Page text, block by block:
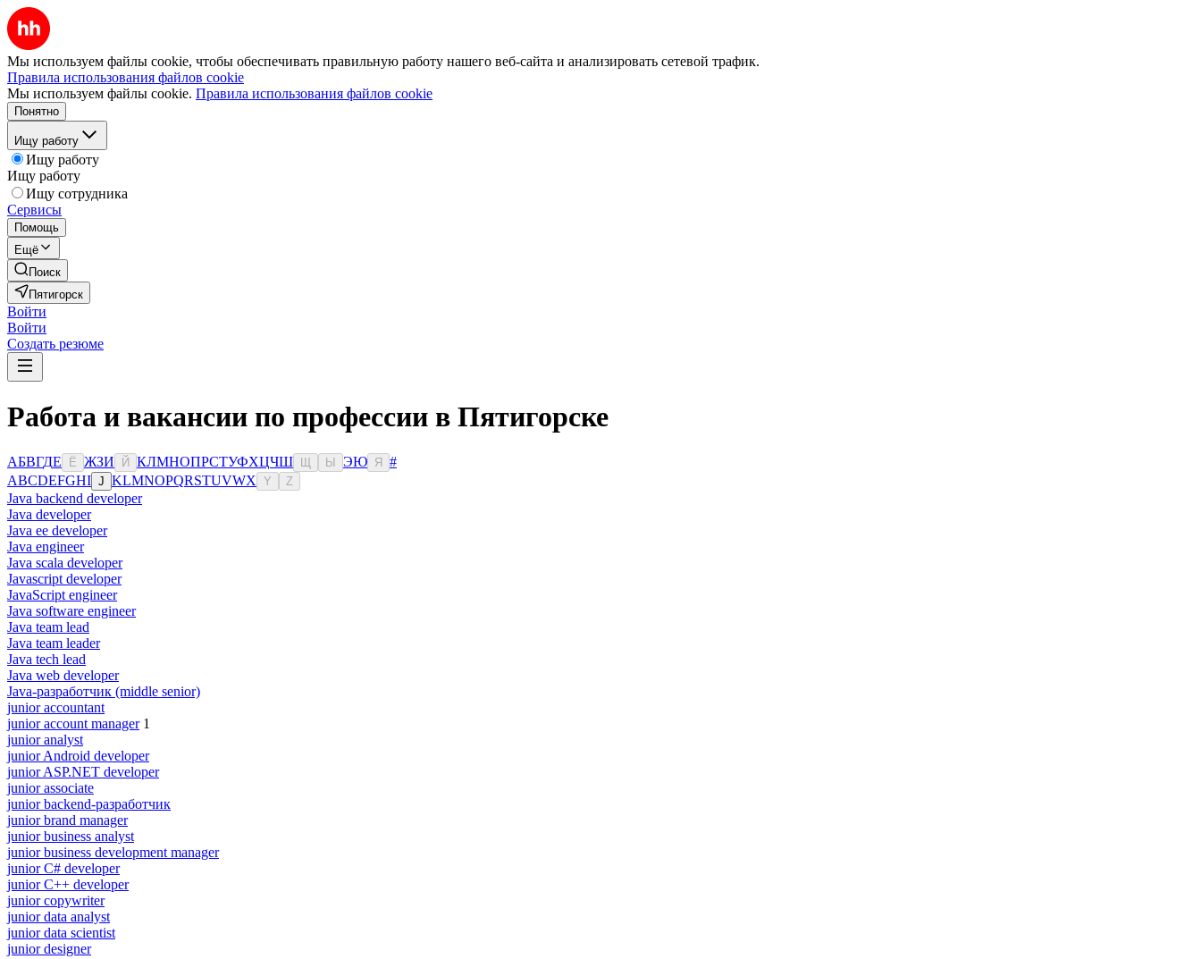
Мы используем файлы cookie, чтобы обеспечивать правильную работу нашего веб-сайта и анализировать сетевой трафик.
Правила использования файлов cookie
Мы используем файлы cookie. Правила использования файлов cookie
Понятно
Ищу работу
Ищу работу
Ищу работу
Ищу сотрудника
Сервисы
Помощь
Ещё
Поиск
Пятигорск
Войти
Войти
Создать резюме
Работа и вакансии по профессии в Пятигорске
АБВГДЕ Ё ЖЗИ Й КЛМНОПРСТУФХЦЧШ Ы ЭЮ Я
#
ABCDEFGHI J KLMNOPQRSTUVWX Y Z
Java backend developer
Java developer
Java ee developer
Java engineer
Java scala developer
Javascript developer
JavaScript engineer
Java software engineer
Java team lead
Java team leader
Java tech lead
Java web developer
Java-разработчик (middle senior)
junior accountant
junior account manager 1
junior analyst
junior Android developer
junior ASP.NET developer
junior associate
junior backend-разработчик
junior brand manager
junior business analyst
junior business development manager
junior C# developer
junior C++ developer
junior copywriter
junior data analyst
junior data scientist
junior designer